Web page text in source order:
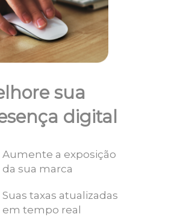
sua
digital
Aumente a exposição
da sua marca
Suas taxas atualizadas
em tempo real